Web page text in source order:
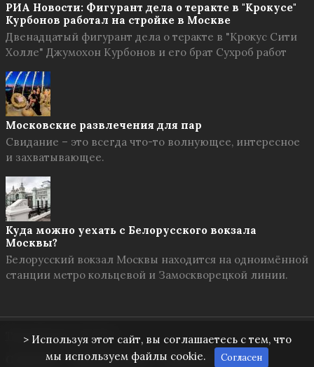
РИА Новости: Фигурант дела о теракте в "Крокусе"
Курбонов работал на стройке в Москве
Двенадцатый фигурант дела о теракте в "Крокус Сити
Холле" Джумохон Курбонов и его брат Сухроб работ
Московские развлечения для пар
Свидание – это всегда что-то волнующее, интересное
и захватывающее.
Куда можно уехать с Белорусского вокзала
Москвы?
Белорусский вокзал Москвы находится на одноимённой
станции метро кольцевой и Замоскворецкой линии.
Твоя Москва © 2026
О проекте
Правила сайта Обратная связь
> Используя этот сайт, вы соглашаетесь с тем, что
мы используем файлы cookie.
Согласен